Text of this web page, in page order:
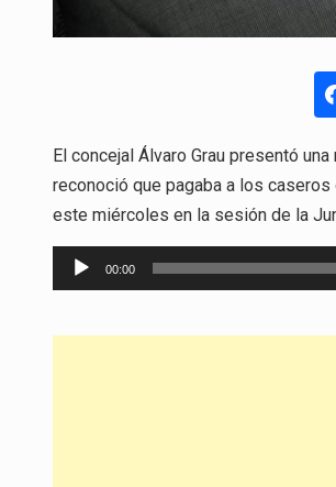
El concejal Álvaro Grau presentó
reconoció que pagaba a los caseros
este miércoles en la sesión de la
Reproductor
de
00:00